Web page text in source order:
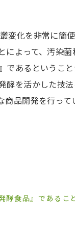
化を非常に
よって、汚染
あるということ
を活かした技
品開発を行って
酵食品』であるこ